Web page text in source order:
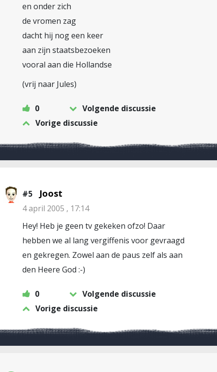
en onder zich
de vromen zag
dacht hij nog een keer
aan zijn staatsbezoeken
vooral aan die Hollandse
(vrij naar Jules)
0
Volgende discussie
Vorige discussie
#5 Joost
4 april 2005 , 17:14
Hey! Heb je geen tv gekeken ofzo! Daar
hebben we al lang vergiffenis voor gevraagd
en gekregen. Zowel aan de paus zelf als aan
den Heere God :-)
0
Volgende discussie
Vorige discussie